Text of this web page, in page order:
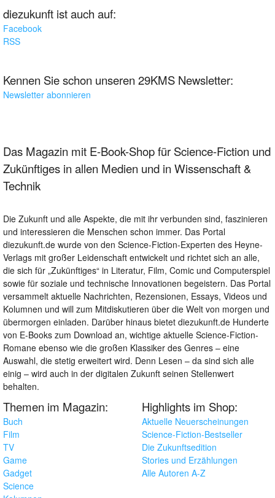
diezukunft ist auch auf:
Facebook
RSS
Kennen Sie schon unseren 29KMS Newsletter:
Newsletter abonnieren
Das Magazin mit E-Book-Shop für Science-Fiction und
Zukünftiges in allen Medien und in Wissenschaft &
Technik
Die Zukunft und alle Aspekte, die mit ihr verbunden sind, faszinieren
und interessieren die Menschen schon immer. Das Portal
diezukunft.de wurde von den Science-Fiction-Experten des Heyne-
Verlags mit großer Leidenschaft entwickelt und richtet sich an alle,
die sich für „Zukünftiges“ in Literatur, Film, Comic und Computerspiel
sowie für soziale und technische Innovationen begeistern. Das Portal
versammelt aktuelle Nachrichten, Rezensionen, Essays, Videos und
Kolumnen und will zum Mitdiskutieren über die Welt von morgen und
übermorgen einladen. Darüber hinaus bietet diezukunft.de Hunderte
von E-Books zum Download an, wichtige aktuelle Science-Fiction-
Romane ebenso wie die großen Klassiker des Genres – eine
Auswahl, die stetig erweitert wird. Denn Lesen – da sind sich alle
einig – wird auch in der digitalen Zukunft seinen Stellenwert
behalten.
Themen im Magazin:
Buch
Film
TV
Game
Gadget
Science
Highlights im Shop:
Aktuelle Neuerscheinungen
Science-Fiction-Bestseller
Die Zukunftsedition
Stories und Erzählungen
Alle Autoren A-Z